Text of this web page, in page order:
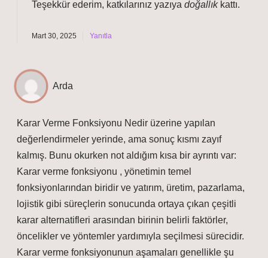
Teşekkür ederim, katkılarınız yazıya doğallıkkattı.
Mart 30, 2025 Yanıtla
Arda
Karar Verme Fonksiyonu Nedir üzerine yapılan
değerlendirmeler yerinde, ama sonuç kısmı zayıf
kalmış. Bunu okurken not aldığım kısa bir ayrıntı var:
Karar verme fonksiyonu , yönetimin temel
fonksiyonlarından biridir ve yatırım, üretim, pazarlama,
lojistik gibi süreçlerin sonucunda ortaya çıkan çeşitli
karar alternatifleri arasından birinin belirli faktörler,
öncelikler ve yöntemler yardımıyla seçilmesi sürecidir.
Karar verme fonksiyonunun aşamaları genellikle şu